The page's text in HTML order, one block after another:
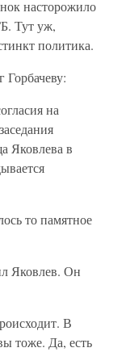
насторожило
Тут уж,
политика.
Горбачеву:
на
Яковлева в
то памятное
Яковлев. Он
В
тоже. Да, есть